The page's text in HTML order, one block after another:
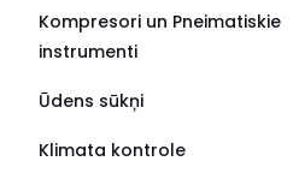
Kompresori un Pneimatiskie
instrumenti
Ūdens sūkņi
Klimata kontrole